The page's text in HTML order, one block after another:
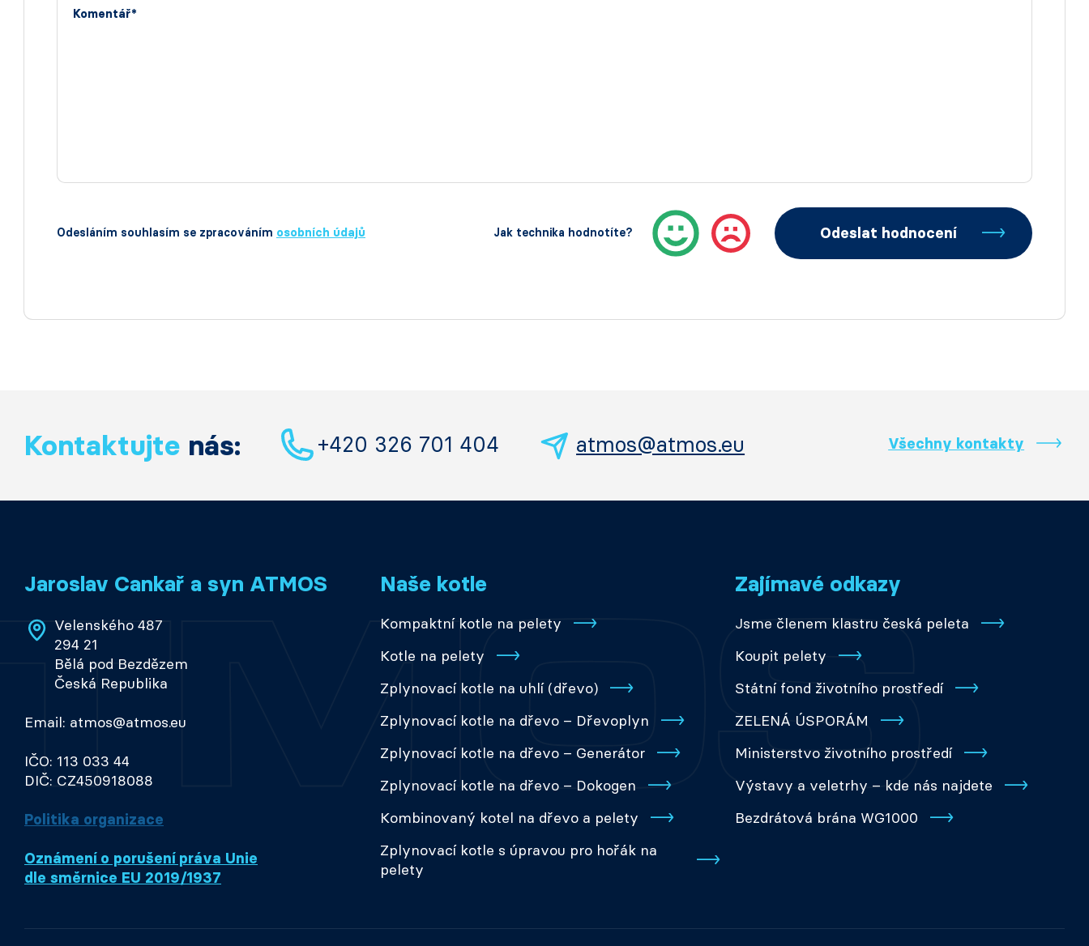
Komentář*
Odesláním souhlasím se zpracováním osobních údajů Jak technika hodnotíte? Odeslat hodnocení
Kontaktujte nás: +420 326 701 404 atmos@atmos.eu Všechny kontakty
Jaroslav Cankař a syn ATMOS
Velenského 487
294 21
Bělá pod Bezdězem
Česká Republika
Email: atmos@atmos.eu
IČO: 113 033 44
DIČ: CZ450918088
Politika organizace
Oznámení o porušení práva Unie
dle směrnice EU 2019/1937
Naše kotle
Kompaktní kotle na pelety
Kotle na pelety
Zplynovací kotle na uhlí (dřevo)
Zplynovací kotle na dřevo – Dřevoplyn
Zplynovací kotle na dřevo – Generátor
Zplynovací kotle na dřevo – Dokogen
Kombinovaný kotel na dřevo a pelety
Zplynovací kotle s úpravou pro hořák na
pelety
Zajímavé odkazy
Jsme členem klastru česká peleta
Koupit pelety
Státní fond životního prostředí
ZELENÁ ÚSPORÁM
Ministerstvo životního prostředí
Výstavy a veletrhy – kde nás najdete
Bezdrátová brána WG1000